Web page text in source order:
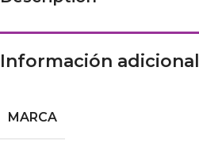
Información adicional
MARCA